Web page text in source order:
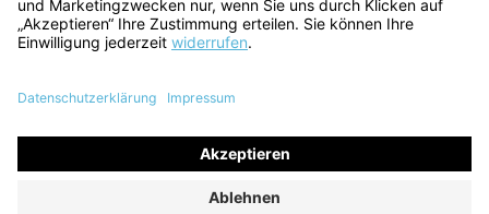
Informationen
Alle Preise inkl. gesetzl. Mehrwertsteuer zzgl.